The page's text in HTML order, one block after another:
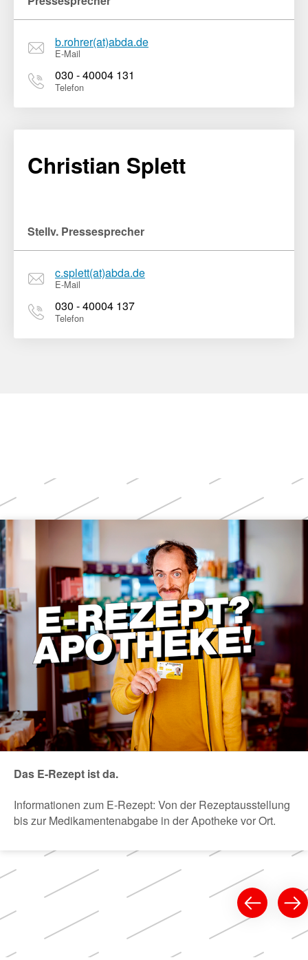
b.rohrer(at)abda.de
E-Mail
030 - 40004 131
Telefon
Christian Splett
Stellv. Pressesprecher
c.splett(at)abda.de
E-Mail
030 - 40004 137
Telefon
Weitere
Themen
Das E-Rezept ist da.
Informationen zum E-Rezept: Von der Rezeptausstellung
bis zur Medikamentenabgabe in der Apotheke vor Ort.